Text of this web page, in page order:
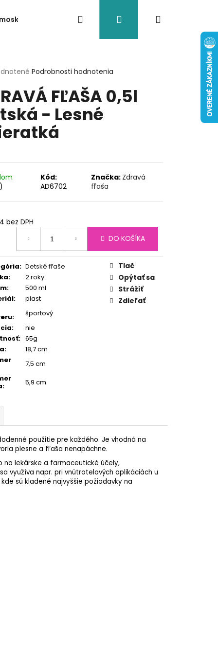
Akcia/Výpredaj Doplnky
Hľadať Prihlásenie
Podrobnosti hodnotenia
FĽAŠA 0,5l
- Lesné
Kód:
AD6702
Značka: Zdravá
fľaša
bez DPH
DO KOŠÍKA
: Detské fľaše
:
2 roky
:
500 ml
:
plast
:
športový
:
nie
: 65g
:
18,7 cm
7,5 cm
: 5,9 cm
Tlač
Opýtať sa
Strážiť
Zdieľať
použitie pre každého. Je vhodná na
plesne a fľaša nenapáchne.
na lekárske a farmaceutické účely,
využíva napr. pri vnútrotelových aplikáciách u
sú kladené najvyššie požiadavky na
ZÁTKA